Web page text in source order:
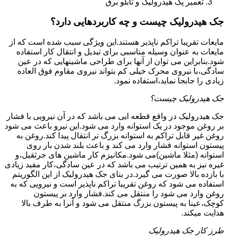
تعمیر پک هیدرولیک و تابلو برق
جک هیدرولیک چیست و چه کاربردهایی دارد؟
مایعات تقریبا تراکم ناپذیر هستند.این ویژگی سبب شده است که از
مایعات به عنوان وسیله مناسبی برای تبدیل و انتقال کار استفاده
شود.بنابراین می توان از آنها برای طراحی ماشینهایی که در عین
سادگی،با نیروی محرک خیلی کم بتواند نیروی مقاوم فوق العاده
زیادی را جابجا نماید،استفاده نمود.
جک هیدرولیک چیست؟
جک هیدرولیک در واقع قطعه ایی می باشد که در آن نیرویی با فشار
بر روغن موجود در یک استوانه وارد می شود.این نیرو باعث می شود
روغن غیر قابل تراکم به استوانه بزرگ تر انتقال پیدا کند.روغن به
پیستون استوانه فشار وارد می کند و باعث بلند شدن بار روی
استوانه (مثلا ماشین)می شود.مکانیزم کار ماشین های جرثقیل،و
غیره نیز به همین ترتیب می باشد که در عین سادگی،کار مفید زیادی
با بازده بالا صورت می گیرد.در بنای جک هیدرولیک از این الگوریتم
استفاده می شود که روغن تقریبا تراکم ناپذیر است و نیرویی که به
روغن وارد می شود را منتقل می کند.فشار وارد بر پیستون
کوچک،عینا به پیستون بزرگ منتقل می شود و آنرا به طرف بالا
هدایت میکند.
طرز کار جک هیدرولیک